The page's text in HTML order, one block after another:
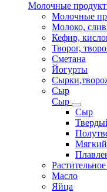
Молочные
Молочные
Молоко,
Кефир,
Творог,
Сметана
Йогурты
Сыр
Сыр
Сыр
Мягкий
Масло
Яйца